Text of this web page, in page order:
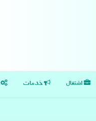
اشتغال خدمات